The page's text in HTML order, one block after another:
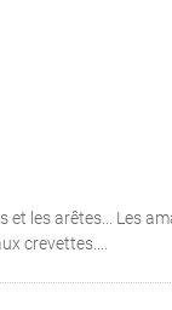
et les arêtes... Les
crevettes....